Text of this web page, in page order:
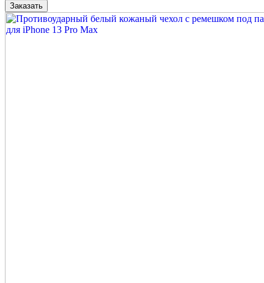
Заказать